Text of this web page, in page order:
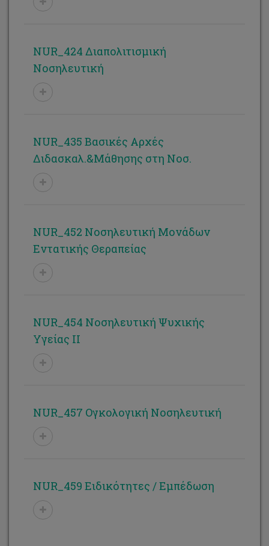
NUR_424 Διαπολιτισμική
Νοσηλευτική
NUR_435 Βασικές Αρχές
Διδασκαλ.&Μάθησης στη Νοσ.
NUR_452 Νοσηλευτική Μονάδων
Εντατικής Θεραπείας
NUR_454 Νοσηλευτική Ψυχικής
Υγείας ΙΙ
NUR_457 Ογκολογική Νοσηλευτική
NUR_459 Ειδικότητες / Εμπέδωση